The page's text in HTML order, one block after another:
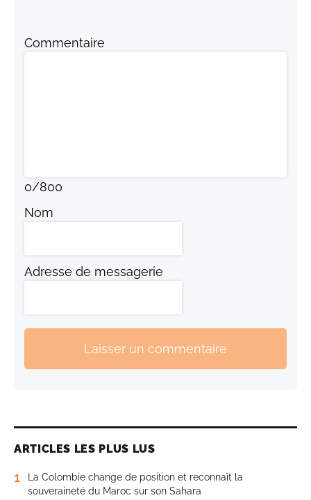
Commentaire
0/800
Nom
Adresse de messagerie
Laisser un commentaire
ARTICLES LES PLUS LUS
1
La Colombie change de position et reconnaît la
souveraineté du Maroc sur son Sahara